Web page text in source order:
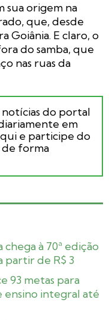
sua origem na
que, desde
Goiânia. E claro, o
do samba, que
nas ruas da
notícias do portal
em
e participe do
de forma
à 70ª edição
partir de R$ 3
93 metas para
ensino integral até